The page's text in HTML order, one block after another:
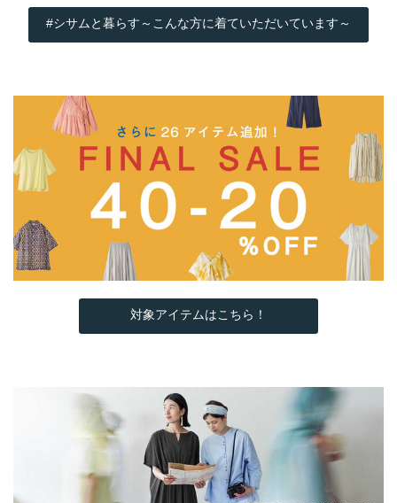
#シサムと暮らす～こんな方に着ていただいています～
対象アイテムはこちら！